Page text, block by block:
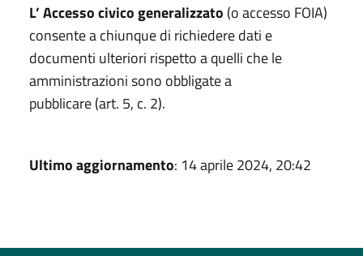
L’ Accesso civico generalizzato (o accesso FOIA)
consente a chiunque di richiedere dati e
documenti ulteriori rispetto a quelli che le
amministrazioni sono obbligate a
pubblicare (art. 5, c. 2).
Ultimo aggiornamento: 14 aprile 2024, 20:42